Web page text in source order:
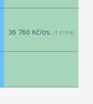
36 760 Kč/os. (1 519 €)